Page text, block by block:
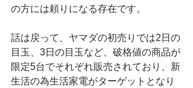
の方には頼りになる存在です。
話は戻って、ヤマダの初売りでは2日の
目玉、3日の目玉など、破格値の商品が
限定5台でそれぞれ販売されており、新
生活の為生活家電がターゲットとなり